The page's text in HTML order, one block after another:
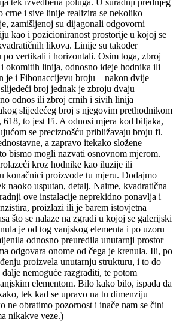
tek izvedbena poluga. U suradnji prednjeg
crne i sive linije realizira se nekoliko
zamišljenoj su dijagonali odgovorni
kao i pozicioniranost prostorije u kojoj se
likova. Linije su također
po vertikali i horizontali. Osim toga, zbroj
okomitih linija, odnosno ideje hodnika ili
je i Fibonaccijevu broju – nakon dvije
broj jednak je zbroju dvaju
odnos ili zbroj crnih i sivih linija
slijedećeg broj s njegovim prethodnikom
to jest Fi. A odnosi mjera kod biljaka,
se preciznošću približavaju broju fi.
a zapravo itekako složene
bismo mogli nazvati osnovnom mjerom.
kroz hodnike kao iluzije ili
konačnici proizvode tu mjeru. Dodajmo
naoko usputan, detalj. Naime, kvadratična
ove instalacije neprekidno ponavlja i
proizlazi ili je barem istovjetna
što se nalaze na zgradi u kojoj se galerijski
je od tog vanjskog elementa i po uzoru
odnosno preuredila unutarnji prostor
odgovara onome od čega je krenula. Ili, po
proizvela unutarnju strukturu, i to do
nemoguće razgraditi, te potom
elementom. Bilo kako bilo, ispada da
tek kad se upravo na tu dimenziju
ne obratimo pozornost i inače nam se čini
nikakve veze.)